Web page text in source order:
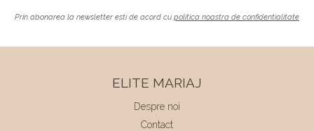
Prin abonarea la newsletter esti de acord cu politica noastra de confidentialitate
ELITE MARIAJ
Despre noi
Contact